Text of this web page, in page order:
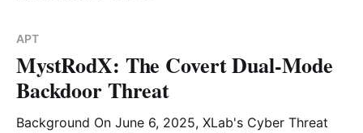
APT
MystRodX: The Covert Dual-Mode
Backdoor Threat
Background On June 6, 2025, XLab's Cyber Threat